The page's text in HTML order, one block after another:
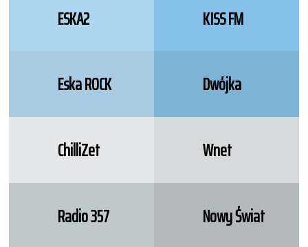
ESKA2 KISS FM
Eska ROCK Dwójka
ChilliZet Wnet
Radio 357 Nowy Świat